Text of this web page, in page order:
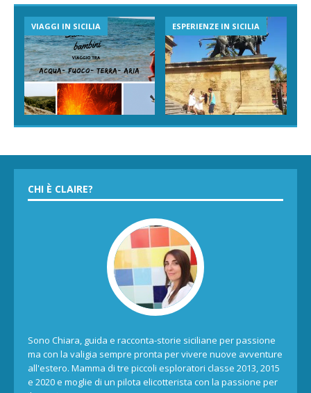
VIAGGI IN SICILIA ESPERIENZE IN SICILIA
CHI È CLAIRE?
Sono Chiara, guida e racconta-storie siciliane per passione
ma con la valigia sempre pronta per vivere nuove avventure
all'estero. Mamma di tre piccoli esploratori classe 2013, 2015
e 2020 e moglie di un pilota elicotterista con la passione per